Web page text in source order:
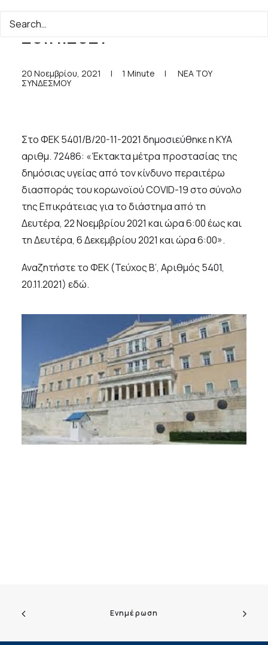
Δημοσίευση ΦΕΚ 5401 Β' /
20.11.2021
20 Νοεμβρίου, 2021 | 1 Minute |
ΝΕΑ ΤΟΥ
ΣΥΝΔΕΣΜΟΥ
Στο ΦΕΚ 5401/Β/20-11-2021 δημοσιεύθηκε η ΚΥΑ
αριθμ. 72486: «Έκτακτα μέτρα προστασίας της
δημόσιας υγείας από τον κίνδυνο περαιτέρω
διασποράς του κορωνοϊού COVID-19 στο σύνολο
της Επικράτειας για το διάστημα από τη
Δευτέρα, 22 Νοεμβρίου 2021 και ώρα 6:00 έως και
τη Δευτέρα, 6 Δεκεμβρίου 2021 και ώρα 6:00».
Αναζητήστε το ΦΕΚ (Τεύχος Β’, Αριθμός 5401,
20.11.2021) εδώ.
Ενημέρωση